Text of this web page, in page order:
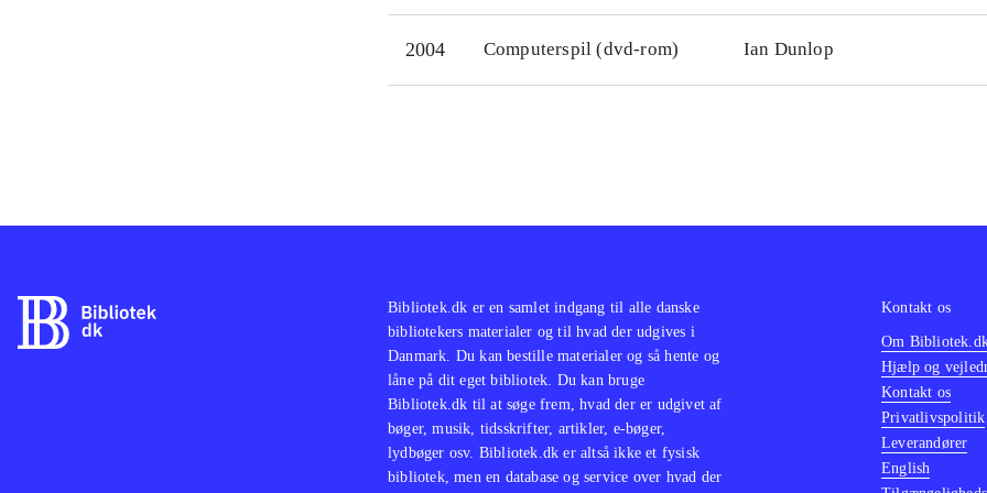
2004 Computerspil (dvd-rom) Ian Dunlop
Bibliotek.dk er en samlet indgang til alle danske
bibliotekers materialer og til hvad der udgives i
Danmark. Du kan bestille materialer og så hente og
låne på dit eget bibliotek. Du kan bruge
Bibliotek.dk til at søge frem, hvad der er udgivet af
bøger, musik, tidsskrifter, artikler, e-bøger,
lydbøger osv. Bibliotek.dk er altså ikke et fysisk
bibliotek, men en database og service over hvad der
Kontakt os
Om
Hjælp og
Kontakt os
Privatlivspolitik
Leverandører
English